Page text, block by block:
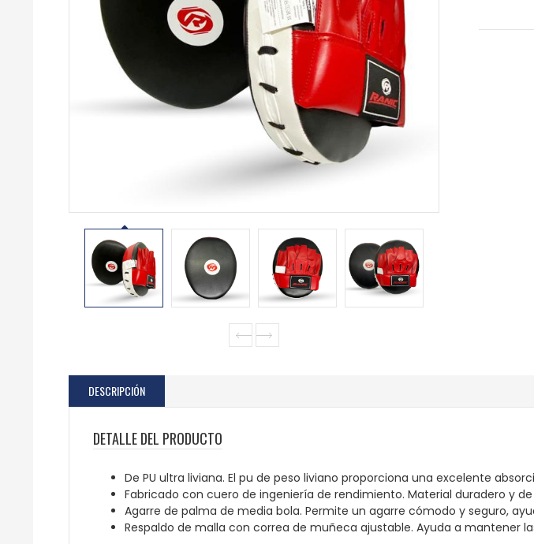
DESCRIPCIÓN
DETALLE DEL PRODUCTO
De PU ultra liviana. El pu de peso liviano proporciona una excelente
Fabricado con cuero de ingeniería de rendimiento. Material duradero y
Agarre de palma de media bola. Permite un agarre cómodo y seguro,
Respaldo de malla con correa de muñeca ajustable. Ayuda a mantener